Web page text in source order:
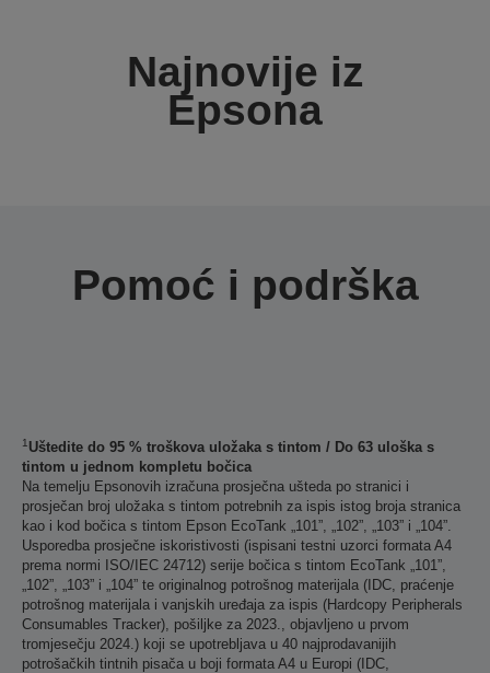
Najnovije iz
Epsona
Pomoć i podrška
1 Uštedite do 95 % troškova uložaka s tintom / Do 63 uloška s
tintom u jednom kompletu bočica
Na temelju Epsonovih izračuna prosječna ušteda po stranici i
prosječan broj uložaka s tintom potrebnih za ispis istog broja stranica
kao i kod bočica s tintom Epson EcoTank „101”, „102”, „103” i „104”.
Usporedba prosječne iskoristivosti (ispisani testni uzorci formata A4
prema normi ISO/IEC 24712) serije bočica s tintom EcoTank „101”,
„102”, „103” i „104” te originalnog potrošnog materijala (IDC, praćenje
potrošnog materijala i vanjskih uređaja za ispis (Hardcopy Peripherals
Consumables Tracker), pošiljke za 2023., objavljeno u prvom
tromjesečju 2024.) koji se upotrebljava u 40 najprodavanijih
potrošačkih tintnih pisača u boji formata A4 u Europi (IDC,